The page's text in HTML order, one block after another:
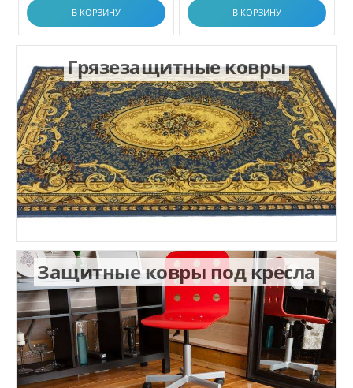
В КОРЗИНУ В КОРЗИНУ
Грязезащитные ковры
Защитные ковры под кресла